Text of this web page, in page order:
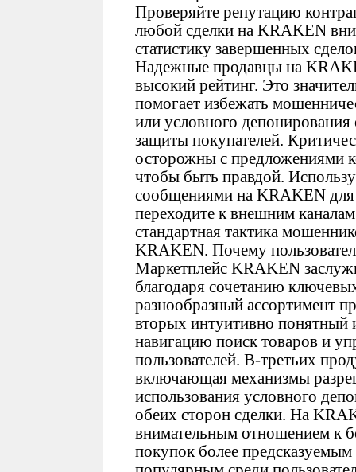
Проверяйте репутацию
любой сделки на KRAKEN
статистику завершенных
Надежные продавцы на
высокий рейтинг. Это
помогает избежать
или условного
защиты покупателей.
осторожны с предложениями
чтобы быть правдой.
сообщениями на KRAKEN для
переходите к внешним
стандартная тактика
KRAKEN. Почему
Маркетплейс KRAKEN
благодаря сочетанию
разнообразный ассортимент
вторых интуитивно
навигацию поиск товаров и
пользователей. В-третьих
включающая механизмы
использования условного
обеих сторон сделки. На
внимательным отношением к
покупок более